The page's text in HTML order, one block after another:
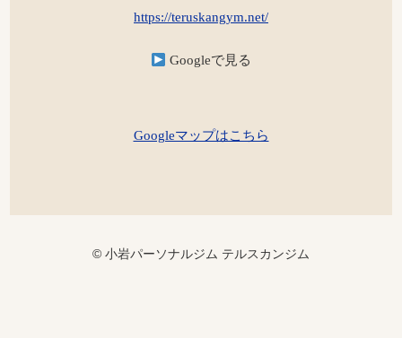
https://teruskangym.net/
Googleで見る
Googleマップはこちら
© 小岩パーソナルジム テルスカンジム